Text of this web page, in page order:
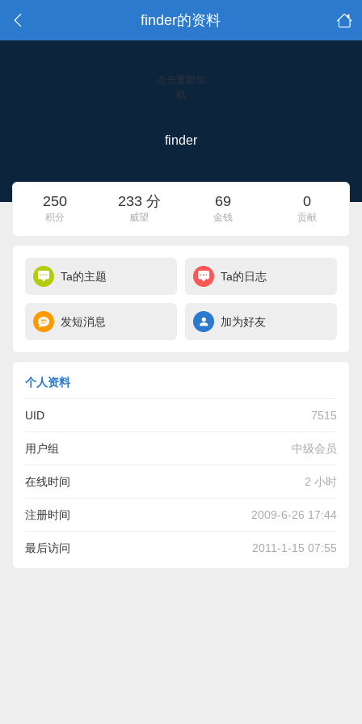
finder的资料
点击重新加
载
finder
250
积分
233 分
威望
69
金钱
0
贡献
Ta的主题 Ta的日志
发短消息 加为好友
个人资料
UID 7515
用户组 中级会员
在线时间 2 小时
注册时间 2009-6-26 17:44
最后访问 2011-1-15 07:55